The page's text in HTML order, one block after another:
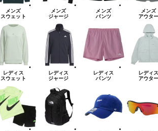
メンズ
スウェット
メンズ
ジャージ
メンズ
パンツ
メンズ
アウタ
レディス
スウェット
レディス
ジャージ
レディス
パンツ
レディ
アウタ